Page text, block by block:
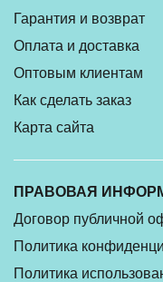
Гарантия и возврат
Оплата и доставка
Оптовым клиентам
Как сделать заказ
Карта сайта
ПРАВОВАЯ
Договор публичной
Политика
Политика